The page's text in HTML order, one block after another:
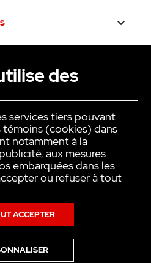

des
services tiers pouvant
(cookies) dans
notamment à la
aux mesures
embarquées dans les
ou refuser à tout
ACCEPTER
en matière de cookies,consultez